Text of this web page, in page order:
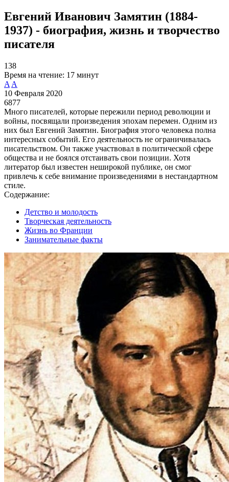
Евгений Иванович Замятин (1884-
1937) - биография, жизнь и творчество
писателя
138
Время на чтение: 17 минут
A A
10 Февраля 2020
6877
Много писателей, которые пережили период революции и
войны, посвящали произведения эпохам перемен. Одним из
них был Евгений Замятин. Биография этого человека полна
интересных событий. Его деятельность не ограничивалась
писательством. Он также участвовал в политической сфере
общества и не боялся отстаивать свои позиции. Хотя
литератор был известен неширокой публике, он смог
привлечь к себе внимание произведениями в нестандартном
стиле.
Содержание:
Детство и молодость
Творческая деятельность
Жизнь во Франции
Занимательные факты